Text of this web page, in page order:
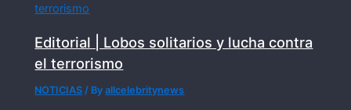
Editorial | Lobos solitarios y lucha contra
el terrorismo
NOTICIAS / Byallcelebritynews